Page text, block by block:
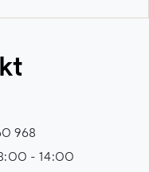
968
- 14:00